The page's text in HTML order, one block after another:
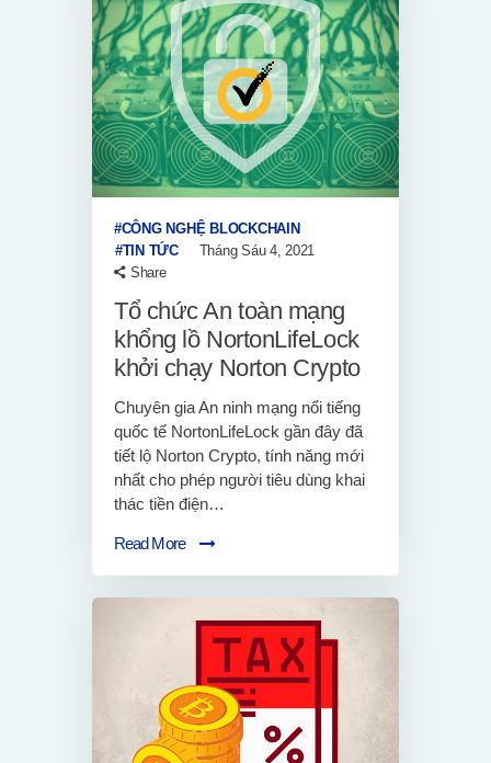
CÔNG NGHỆ BLOCKCHAIN
TIN TỨC
Tháng Sáu 4, 2021
Share
Tổ chức An toàn mạng
khổng lồ NortonLifeLock
khởi chạy Norton Crypto
Chuyên gia An ninh mạng nổi tiếng
quốc tế NortonLifeLock gần đây đã
tiết lộ Norton Crypto, tính năng mới
nhất cho phép người tiêu dùng khai
thác tiền điện…
Read More